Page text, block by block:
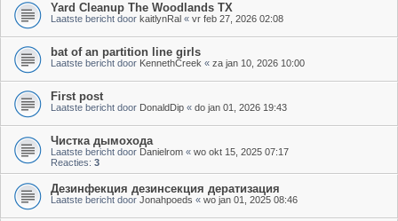
Yard Cleanup The Woodlands TX
Laatste bericht door kaitlynRal « vr feb 27, 2026 02:08
bat of an partition line girls
Laatste bericht door KennethCreek « za jan 10, 2026 10:00
First post
Laatste bericht door DonaldDip « do jan 01, 2026 19:43
Чистка дымохода
Laatste bericht door Danielrom « wo okt 15, 2025 07:17
Reacties: 3
Дезинфекция дезинсекция дератизация
Laatste bericht door Jonahpoeds « wo jan 01, 2025 08:46